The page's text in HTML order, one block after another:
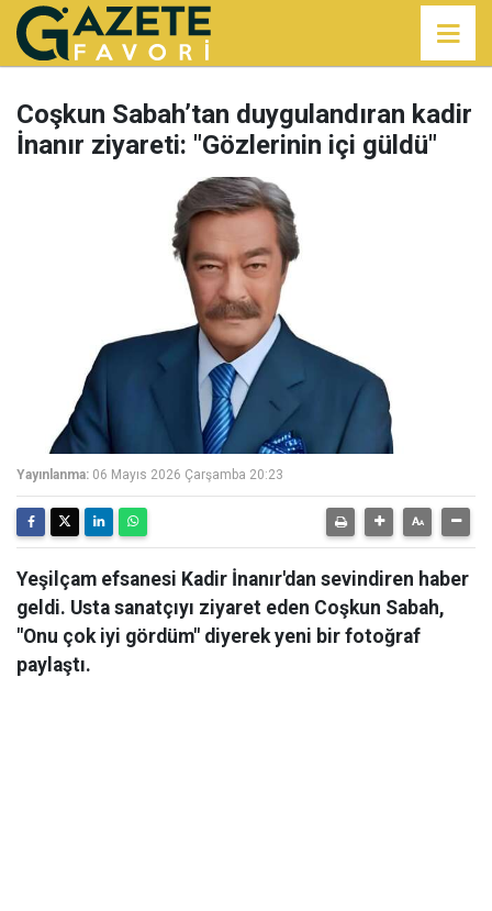
Coşkun Sabah’tan duygulandıran kadir
İnanır ziyareti: "Gözlerinin içi güldü"
Yayınlanma: 06 Mayıs 2026 Çarşamba 20:23
Yeşilçam efsanesi Kadir İnanır'dan sevindiren haber
geldi. Usta sanatçıyı ziyaret eden Coşkun Sabah,
"Onu çok iyi gördüm" diyerek yeni bir fotoğraf
paylaştı.